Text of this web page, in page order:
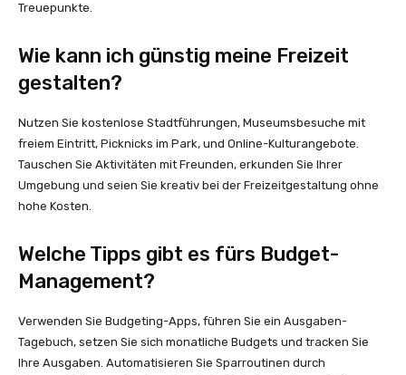
Treuepunkte.
Wie kann ich günstig meine Freizeit
gestalten?
Nutzen Sie kostenlose Stadtführungen, Museumsbesuche mit
freiem Eintritt, Picknicks im Park, und Online-Kulturangebote.
Tauschen Sie Aktivitäten mit Freunden, erkunden Sie Ihrer
Umgebung und seien Sie kreativ bei der Freizeitgestaltung ohne
hohe Kosten.
Welche Tipps gibt es fürs Budget-
Management?
Verwenden Sie Budgeting-Apps, führen Sie ein Ausgaben-
Tagebuch, setzen Sie sich monatliche Budgets und tracken Sie
Ihre Ausgaben. Automatisieren Sie Sparroutinen durch